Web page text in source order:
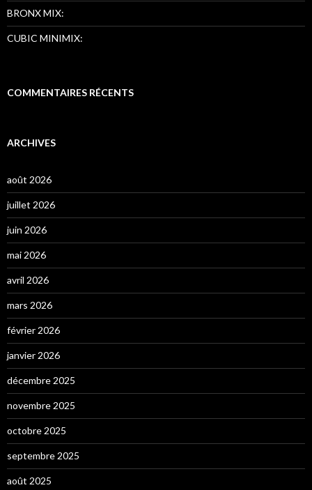
BRONX MIX:
CUBIC MINIMIX:
COMMENTAIRES RÉCENTS
ARCHIVES
août 2026
juillet 2026
juin 2026
mai 2026
avril 2026
mars 2026
février 2026
janvier 2026
décembre 2025
novembre 2025
octobre 2025
septembre 2025
août 2025